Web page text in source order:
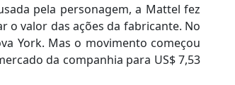
pela personagem, a Mattel fez
o valor das ações da fabricante. No
York. Mas o movimento começou
da companhia para US$ 7,53